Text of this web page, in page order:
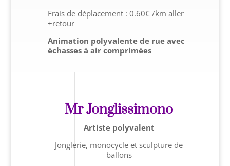
Frais de déplacement : 0.60€ /km aller
+retour
Animation polyvalente de rue avec
échasses à air comprimées
Mr Jonglissimono
Artiste polyvalent
Jonglerie, monocycle et sculpture de
ballons